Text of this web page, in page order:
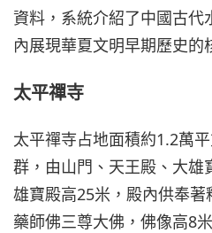
資料，系統介紹了中國古代
內展現華夏文明早期歷史的
太平禪寺
太平禪寺占地面積約1.2萬
群，由山門、天王殿、大雄
雄寶殿高25米，殿內供奉著
藥師佛三尊大佛，佛像高8